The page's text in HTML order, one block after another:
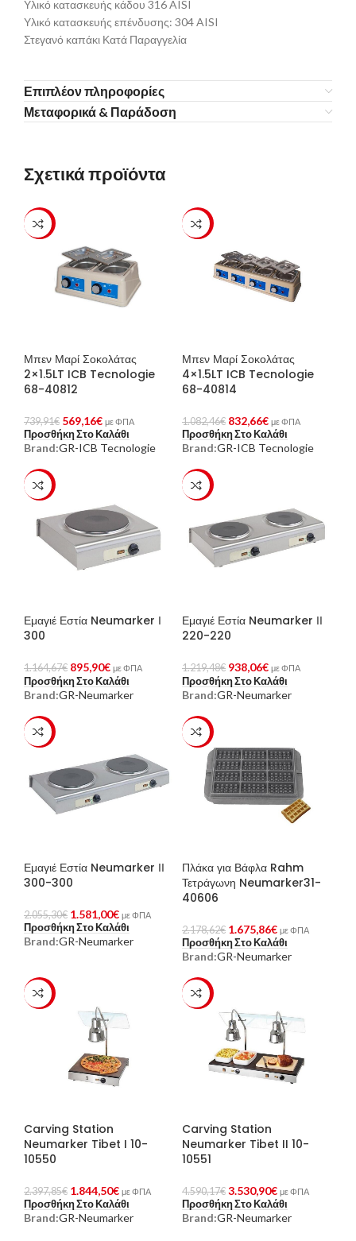
Υλικό κατασκευής κάδου 316 AISI
Υλικό κατασκευής επένδυσης: 304 AISI
Στεγανό καπάκι Κατά Παραγγελία
Επιπλέον πληροφορίες
Μεταφορικά & Παράδοση
Σχετικά προϊόντα
-23%
Μπεν Μαρί Σοκολάτας
2×1.5LT ICB Tecnologie
68-40812
739,91€ 569,16€ με ΦΠΑ
Προσθήκη Στο Καλάθι
Brand:GR-ICB Tecnologie
-23%
Μπεν Μαρί Σοκολάτας
4×1.5LT ICB Tecnologie
68-40814
1.082,46€ 832,66€ με ΦΠΑ
Προσθήκη Στο Καλάθι
Brand:GR-ICB Tecnologie
-23%
Εμαγιέ Εστία Neumarker Ι
300
1.164,67€ 895,90€ με ΦΠΑ
Προσθήκη Στο Καλάθι
Brand:GR-Neumarker
-23%
Εμαγιέ Εστία Neumarker ΙΙ
220-220
1.219,48€ 938,06€ με ΦΠΑ
Προσθήκη Στο Καλάθι
Brand:GR-Neumarker
-23%
Εμαγιέ Εστία Neumarker ΙΙ
300-300
2.055,30€ 1.581,00€ με ΦΠΑ
Προσθήκη Στο Καλάθι
Brand:GR-Neumarker
-23%
Πλάκα για Βάφλα Rahm
Τετράγωνη Neumarker31-
40606
2.178,62€ 1.675,86€ με ΦΠΑ
Προσθήκη Στο Καλάθι
Brand:GR-Neumarker
-23%
Carving Station
Neumarker Tibet I 10-
10550
2.397,85€ 1.844,50€ με ΦΠΑ
Προσθήκη Στο Καλάθι
Brand:GR-Neumarker
-23%
Carving Station
Neumarker Tibet II 10-
10551
4.590,17€ 3.530,90€ με ΦΠΑ
Προσθήκη Στο Καλάθι
Brand:GR-Neumarker